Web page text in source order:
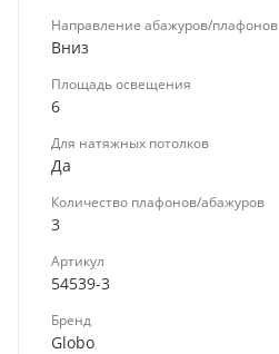
Направление абажуров/плафонов
Вниз
Площадь освещения
6
Для натяжных потолков
Да
Количество плафонов/абажуров
3
Артикул
54539-3
Бренд
Globo